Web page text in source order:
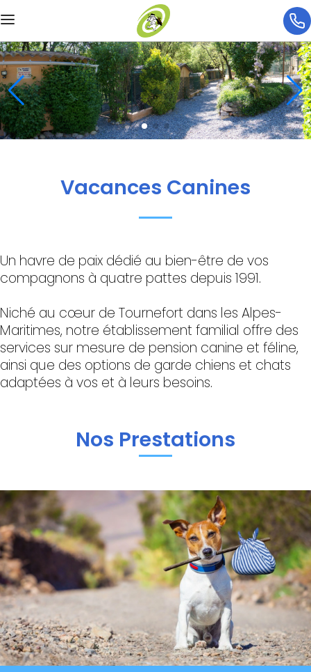
Vacances Canines
Un havre de paix dédié au bien-être de vos
compagnons à quatre pattes depuis 1991.
Niché au cœur de Tournefort dans les Alpes-
Maritimes, notre établissement familial offre des
services sur mesure de pension canine et féline,
ainsi que des options de garde chiens et chats
adaptées à vos et à leurs besoins.
Nos Prestations